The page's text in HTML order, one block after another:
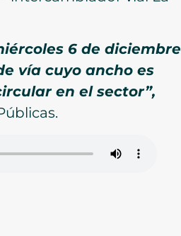
6 de diciembre
vía cuyo ancho es
en el sector”,